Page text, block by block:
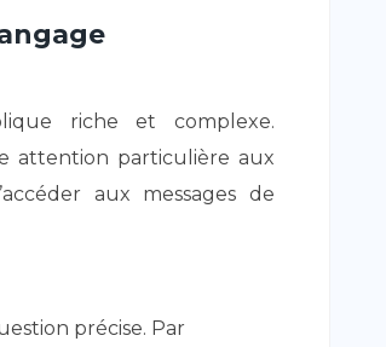
riche et complexe.
attention particulière aux
aux messages de
précise. Par